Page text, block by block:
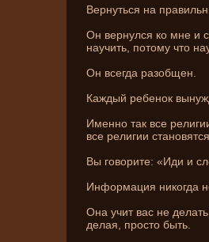
Вернуться на
Он вернулся ко мне и
научить, потому что
Он всегда разобщен.
Каждый ребенок
Именно так все
все религии
Вы говорите: «Иди и
Информация ни­когда
Она учит вас не
де­лая, просто быть.